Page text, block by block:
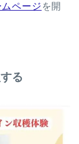
ページ を開
る